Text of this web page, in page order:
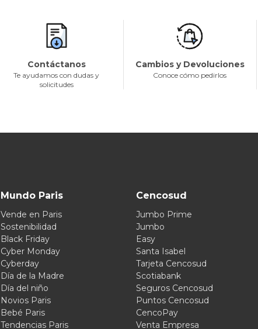
Contáctanos
Te ayudamos con dudas y
solicitudes
Cambios y Devoluciones
Conoce cómo pedirlos
Mundo Paris
Vende en Paris
Sostenibilidad
Black Friday
Cyber Monday
Cyberday
Día de la Madre
Día del niño
Novios Paris
Bebé Paris
Tendencias Paris
Cencosud
Jumbo Prime
Jumbo
Easy
Santa Isabel
Tarjeta Cencosud
Scotiabank
Seguros Cencosud
Puntos Cencosud
CencoPay
Venta Empresa